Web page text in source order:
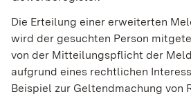
Die Erteilung einer erweiterten
wird der gesuchten Person
von der Mitteilungspflicht der
aufgrund eines rechtlichen
Beispiel zur Geltendmachung von